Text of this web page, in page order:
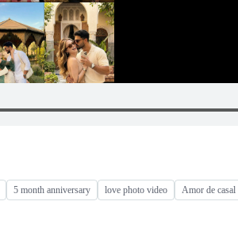
5 month anniversary love photo video Amor de casal